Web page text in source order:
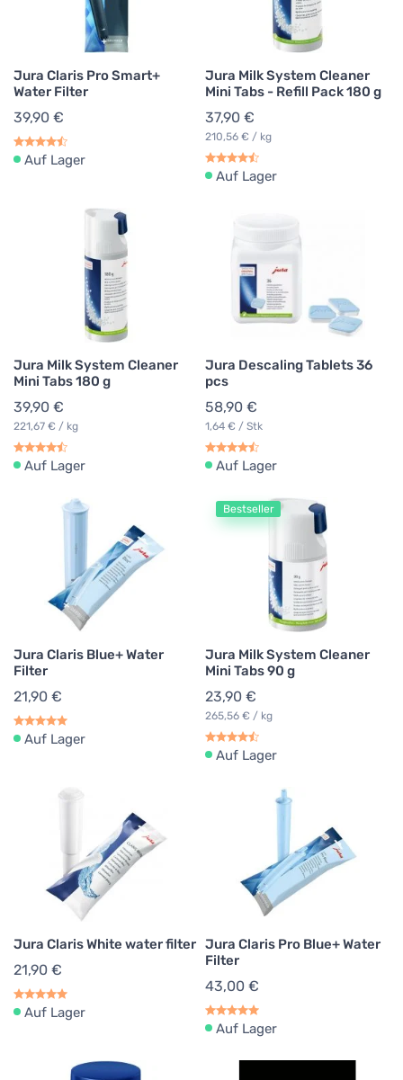
Jura Claris Pro Smart+
Water Filter
39,90 €
Auf Lager
Jura Milk System Cleaner
Mini Tabs - Refill Pack 180 g
37,90 €
210,56 € / kg
Auf Lager
Jura Milk System Cleaner
Mini Tabs 180 g
39,90 €
221,67 € / kg
Auf Lager
Jura Descaling Tablets 36
pcs
58,90 €
1,64 € / Stk
Auf Lager
Jura Claris Blue+ Water
Filter
21,90 €
Auf Lager
Bestseller
Jura Milk System Cleaner
Mini Tabs 90 g
23,90 €
265,56 € / kg
Auf Lager
Jura Claris White water filter
21,90 €
Auf Lager
Jura Claris Pro Blue+ Water
Filter
43,00 €
Auf Lager